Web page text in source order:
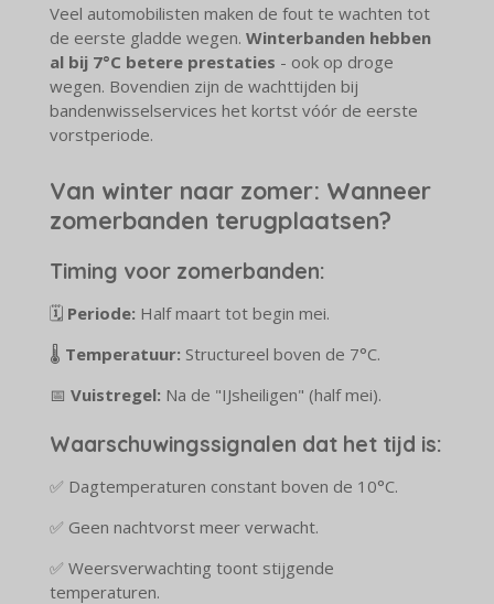
Veel automobilisten maken de fout te wachten tot
de eerste gladde wegen. Winterbanden hebben
al bij 7°C betere prestaties - ook op droge
wegen. Bovendien zijn de wachttijden bij
bandenwisselservices het kortst vóór de eerste
vorstperiode.
Van winter naar zomer: Wanneer
zomerbanden terugplaatsen?
Timing voor zomerbanden:
🗓️ Periode: Half maart tot begin mei.
🌡️ Temperatuur: Structureel boven de 7°C.
📅 Vuistregel: Na de "IJsheiligen" (half mei).
Waarschuwingssignalen dat het tijd is:
✅ Dagtemperaturen constant boven de 10°C.
✅ Geen nachtvorst meer verwacht.
✅ Weersverwachting toont stijgende
temperaturen.